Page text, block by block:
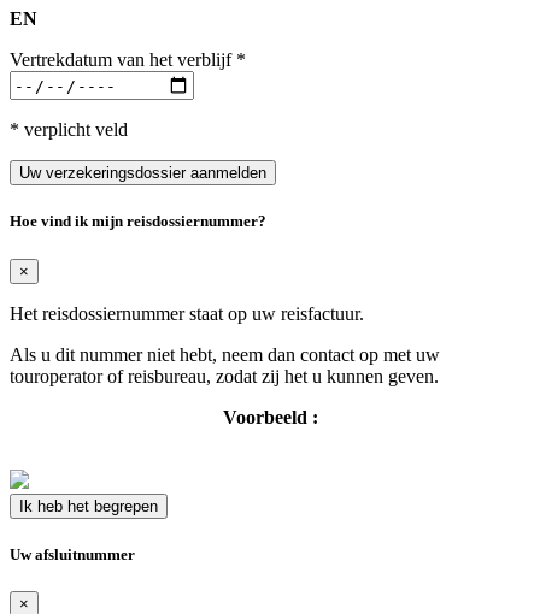
EN
Vertrekdatum van het verblijf *
* verplicht veld
Uw verzekeringsdossier aanmelden
Hoe vind ik mijn reisdossiernummer?
×
Het reisdossiernummer staat op uw reisfactuur.
Als u dit nummer niet hebt, neem dan contact op met uw
touroperator of reisbureau, zodat zij het u kunnen geven.
Voorbeeld :
Ik heb het begrepen
Uw afsluitnummer
×